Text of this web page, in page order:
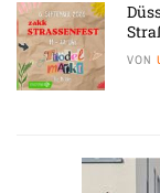
VON